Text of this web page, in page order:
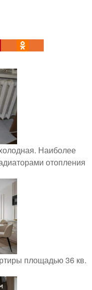
Наиболее
отопления
площадью 36 кв.